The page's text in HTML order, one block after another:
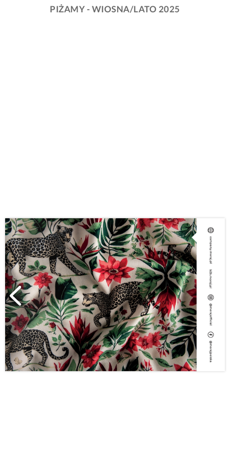
PIŻAMY - WIOSNA/LATO 2025